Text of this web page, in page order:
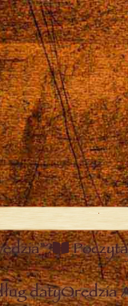
datyOrędzia